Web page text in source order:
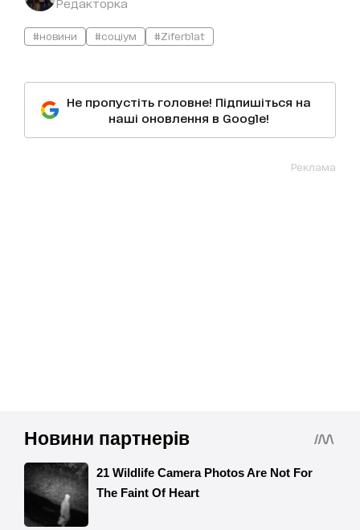
Редакторка
#новини #соціум #Ziferblat
Не пропустіть головне! Підпишіться на
наші оновлення в Google!
Реклама